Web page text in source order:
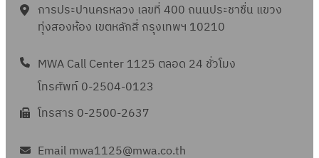
การประปานครหลวง เลขที่ 400 ถนนประชาชื่น แขวง
ทุ่งสองห้อง เขตหลักสี่ กรุงเทพฯ 10210
MWA Call Center 1125 ตลอด 24 ชั่วโมง
โทรศัพท์ 0-2504-0123
โทรสาร 0-2500-2637
Email mwa1125@mwa.co.th